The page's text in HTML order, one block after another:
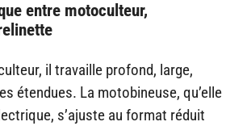
entre motoculteur,
il travaille profond, large,
étendues. La motobineuse, qu’elle
s’ajuste au format réduit